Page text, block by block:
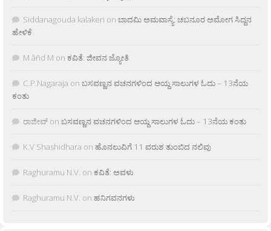
Siddanagouda kalakeri on ಬಾದಮಿ ಅಮವಾಸ್ಯೆ: ಚಬನೂರ ಅಮೋಗ ಸಿದ್ದನ
ಹೇಳಿಕೆ
M âñd M on ಕವಿತೆ: ಜೀವನ ಜ್ಯೋತಿ
C.P.Nagaraja on ಬಸವಣ್ಣನ ವಚನಗಳಿಂದ ಆಯ್ದ ಸಾಲುಗಳ ಓದು – 13ನೆಯ
ಕಂತು
ರಾಜೀವ್ on ಬಸವಣ್ಣನ ವಚನಗಳಿಂದ ಆಯ್ದ ಸಾಲುಗಳ ಓದು – 13ನೆಯ ಕಂತು
K.V Shashidhara on ಹೊನಲುವಿಗೆ 11 ವರುಶ ತುಂಬಿದ ನಲಿವು
Raghuramu N.V. on ಕವಿತೆ: ಅವಳು
Raghuramu N.V. on ಹನಿಗವನಗಳು